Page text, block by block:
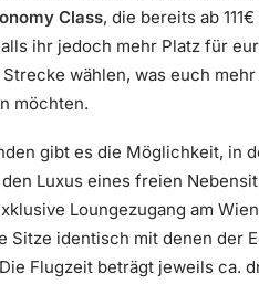
Class, die bereits ab
ihr jedoch mehr Platz für
wählen, was euch
möchten.
gibt es die Möglichkeit, in
Luxus eines freien
Loungezugang am
Sitze identisch mit denen
Flugzeit beträgt jeweils ca.